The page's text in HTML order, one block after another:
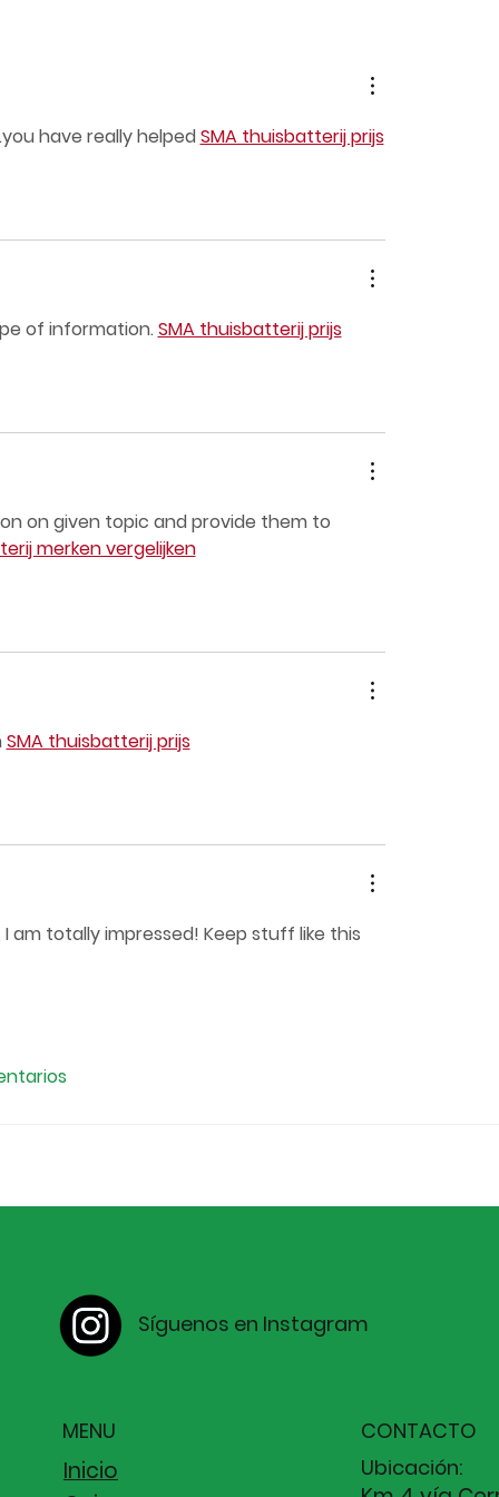
have really helped SMA thuisbatterij prijs
of information. SMA thuisbatterij prijs
on given topic and provide them to
merken vergelijken
SMA thuisbatterij prijs
am totally impressed! Keep stuff like this
Síguenos en Instagram
MENU
Inicio
CONTACTO
Ubicación: